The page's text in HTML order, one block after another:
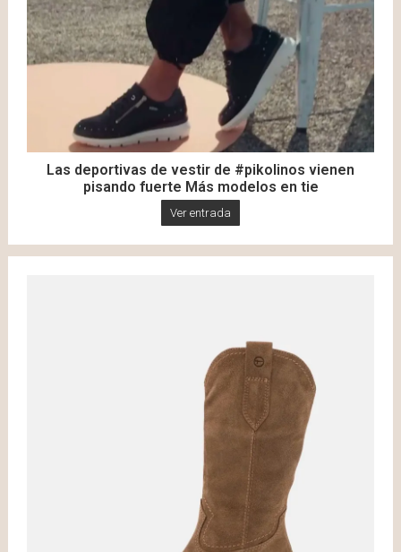
Las deportivas de vestir de #pikolinos vienen
pisando fuerte Más modelos en tie
Ver entrada